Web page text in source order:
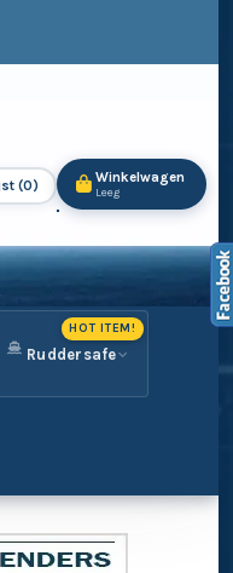
(0) Winkelwagen
Leeg
Ruddersafe
HOT ITEM!